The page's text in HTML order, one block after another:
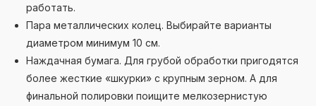
работать.
Пара металлических колец. Выбирайте варианты
диаметром минимум 10 см.
Наждачная бумага. Для грубой обработки пригодятся
более жесткие «шкурки» с крупным зерном. А для
финальной полировки поищите мелкозернистую